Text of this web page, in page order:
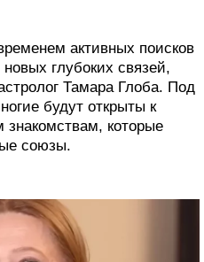
активных поисков
глубоких связей,
Тамара Глоба. Под
будут открыты к
которые
союзы.